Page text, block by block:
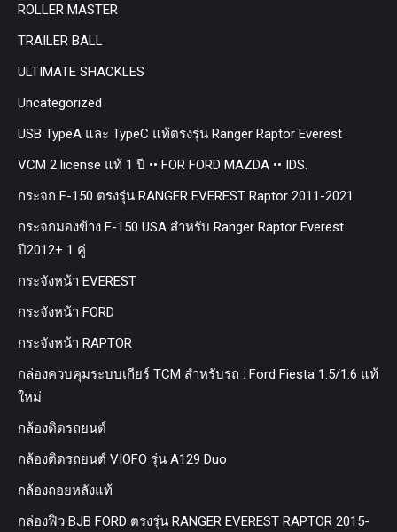
ROLLER MASTER
TRAILER BALL
ULTIMATE SHACKLES
Uncategorized
USB TypeA และ TypeC แท้ตรงรุ่น Ranger Raptor Everest
VCM 2 license แท้ 1 ปี •• FOR FORD MAZDA •• IDS.
กระจก F-150 ตรงรุ่น RANGER EVEREST Raptor 2011-2021
กระจกมองข้าง F-150 USA สำหรับ Ranger Raptor Everest
ปี2012+ 1 คู่
กระจังหน้า EVEREST
กระจังหน้า FORD
กระจังหน้า RAPTOR
กล่องควบคุมระบบเกียร์ TCM สำหรับรถ : Ford Fiesta 1.5/1.6 แท้
ใหม่
กล้องติดรถยนต์
กล้องติดรถยนต์ VIOFO รุ่น A129 Duo
กล้องถอยหลังแท้
กล่องฟิว BJB FORD ตรงรุ่น RANGER EVEREST RAPTOR 2015-